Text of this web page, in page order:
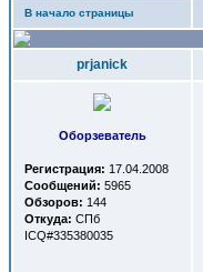
В начало страницы
prjanick
Оборзеватель
Регистрация: 17.04.2008
Сообщений: 5965
Обзоров: 144
Откуда: СПб
ICQ#335380035